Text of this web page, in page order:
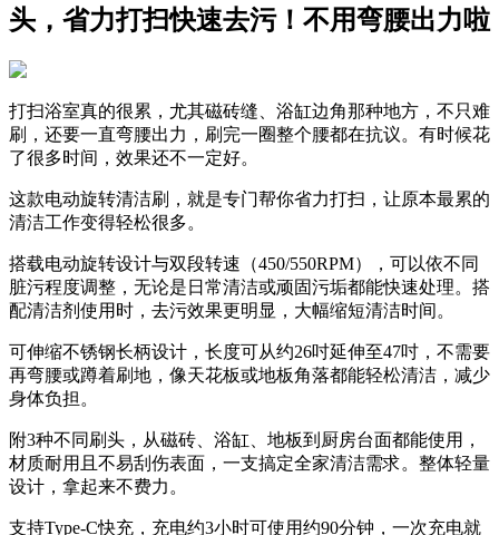
头，省力打扫快速去污！不用弯腰出力啦
打扫浴室真的很累，尤其磁砖缝、浴缸边角那种地方，不只难
刷，还要一直弯腰出力，刷完一圈整个腰都在抗议。有时候花
了很多时间，效果还不一定好。
这款电动旋转清洁刷，就是专门帮你省力打扫，让原本最累的
清洁工作变得轻松很多。
搭载电动旋转设计与双段转速（450/550RPM），可以依不同
脏污程度调整，无论是日常清洁或顽固污垢都能快速处理。搭
配清洁剂使用时，去污效果更明显，大幅缩短清洁时间。
可伸缩不锈钢长柄设计，长度可从约26吋延伸至47吋，不需要
再弯腰或蹲着刷地，像天花板或地板角落都能轻松清洁，减少
身体负担。
附3种不同刷头，从磁砖、浴缸、地板到厨房台面都能使用，
材质耐用且不易刮伤表面，一支搞定全家清洁需求。整体轻量
设计，拿起来不费力。
支持Type-C快充，充电约3小时可使用约90分钟，一次充电就